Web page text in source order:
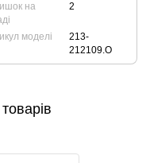
на
2
моделі
213-
212109.O